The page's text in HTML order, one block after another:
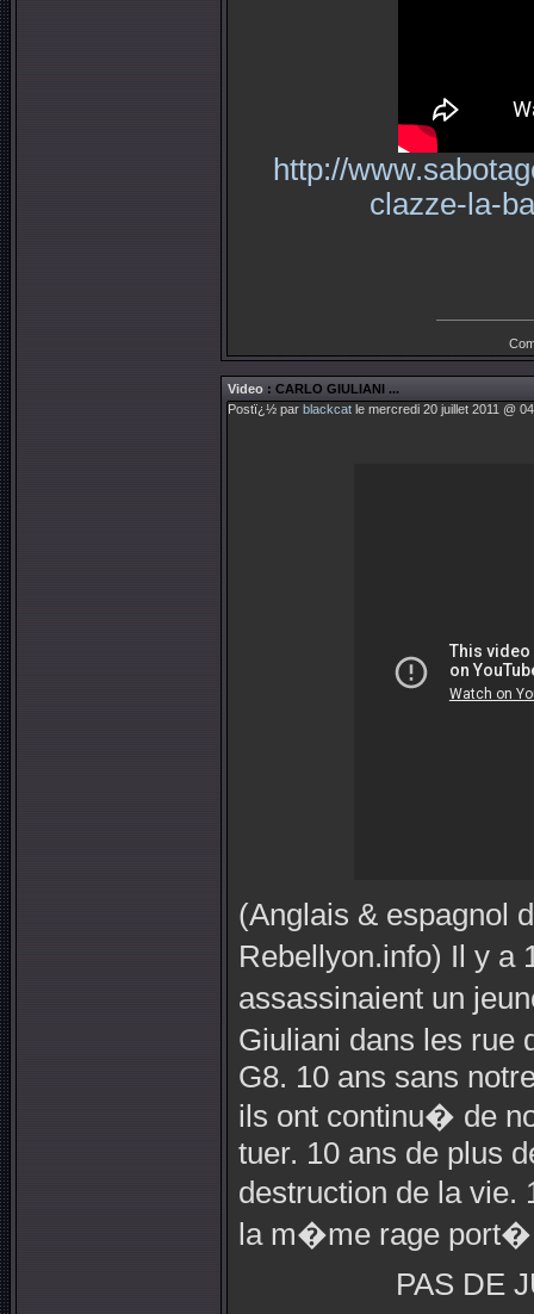
http://
clazze-la-
Video : CARLO GIULIANI ...
Postï¿½ par blackcat le mercredi 20 juillet 2011 @
(Anglais & espagnol
Rebellyon.info) Il y a
assassinaient un
Giuliani dans les rue
G8. 10 ans sans
ils ont continu� de
tuer. 10 ans de plus
destruction de la
la m�me rage
PAS DE